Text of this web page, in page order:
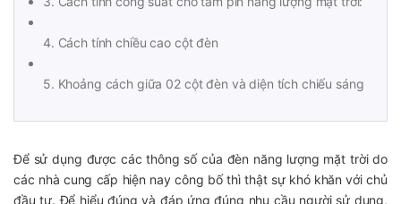
4. Cách tính chiều cao cột đèn
5. Khoảng cách giữa 02 cột đèn và diện tích chiếu sáng
Để sử dụng được các thông số của đèn năng lượng mặt trời do
các nhà cung cấp hiện nay công bố thì thật sự khó khăn với chủ
đầu tư. Để hiểu đúng và đáp ứng đúng nhu cầu người sử dụng,